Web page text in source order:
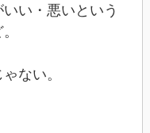
い・悪いという
ない。